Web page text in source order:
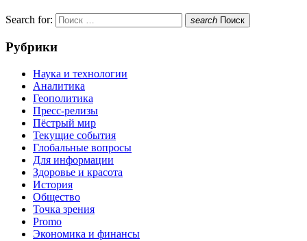
Search for: search Поиск
Рубрики
Наука и технологии
Аналитика
Геополитика
Пресс-релизы
Пёстрый мир
Текущие события
Глобальные вопросы
Для информации
Здоровье и красота
История
Общество
Точка зрения
Promo
Экономика и финансы